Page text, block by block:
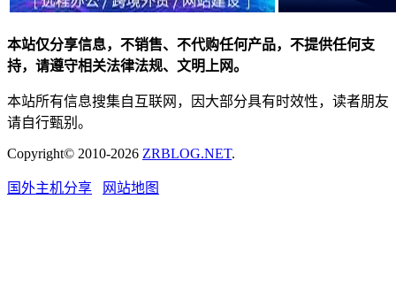
本站仅分享信息，不销售、不代购任何产品，不提供任何支
持，请遵守相关法律法规、文明上网。
本站所有信息搜集自互联网，因大部分具有时效性，读者朋友
请自行甄别。
Copyright© 2010-2026 ZRBLOG.NET.
国外主机分享 网站地图